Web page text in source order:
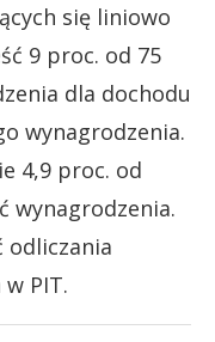
się liniowo
9 proc. od 75
dla dochodu
wynagrodzenia.
4,9 proc. od
wynagrodzenia.
odliczania
PIT.